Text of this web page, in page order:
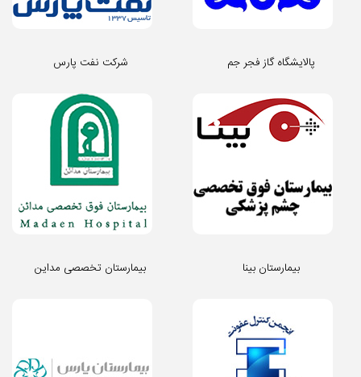
شرکت نفت پارس پالایشگاه گاز فجر جم
بیمارستان تخصصی مداین بیمارستان بینا